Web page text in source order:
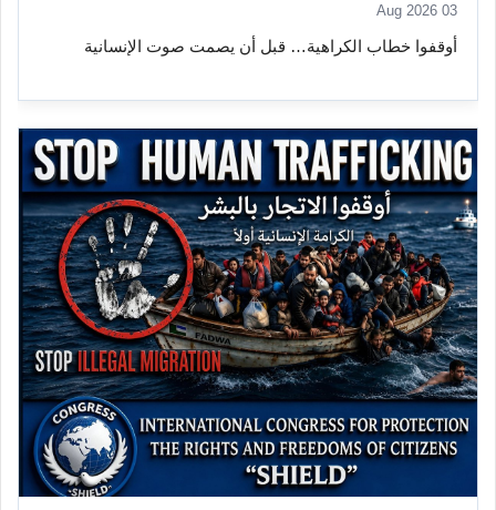
03 Aug 2026
أوقفوا خطاب الكراهية… قبل أن يصمت صوت الإنسانية